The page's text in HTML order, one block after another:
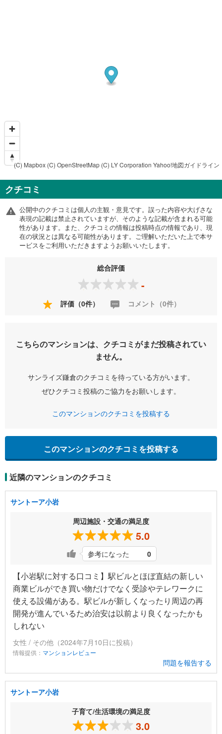
(C) Mapbox (C) OpenStreetMap (C) LY Corporation Yahoo!地図ガイドライン
クチコミ
公開中のクチコミは個人の主観・意見です。誤った内容や大げさな
表現の記載は禁止されていますが、そのような記載が含まれる可能
性があります。また、クチコミの情報は投稿時点の情報であり、現
在の状況とは異なる可能性があります。ご理解いただいた上で本サ
ービスをご利用いただきますようお願いいたします。
総合評価
-
評価（0件） コメント（0件）
こちらのマンションは、クチコミがまだ投稿されてい
ません。
サンライズ鎌倉のクチコミを待っている方がいます。
ぜひクチコミ投稿のご協力をお願いします。
このマンションのクチコミを投稿する
このマンションのクチコミを投稿する
近隣のマンションのクチコミ
サントーア小岩
周辺施設・交通の満足度
5.0
参考になった 0
【小岩駅に対する口コミ】駅ビルとほぼ直結の新しい
商業ビルができ買い物だけでなく受診やテレワークに
使える設備がある。駅ビルが新しくなったり周辺の再
開発が進んでいるため治安は以前より良くなったかも
しれない
女性 / その他（2024年7月10日に投稿）
情報提供： マンションレビュー
問題を報告する
サントーア小岩
子育て/生活環境の満足度
3.0